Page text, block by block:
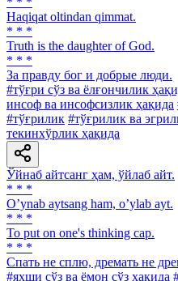
Haqiqat oltindan qimmat.
* * *
Truth is the daughter of God.
* * *
За правду бог и добрые люди.
#тўғри сўз ва ёлғончилик
инсоф ва инсофсизлик ҳақида
#тўғрилик #тўғрилик ва
текинхўрлик ҳақида
Ўйнаб айтсанг ҳам, ўйлаб айт.
* * *
Oʼynab aytsang ham, oʼylab ayt.
* * *
To put on one's thinking cap.
* * *
Спать не сплю, дремать не
#яхши сўз ва ёмон сўз ҳақида